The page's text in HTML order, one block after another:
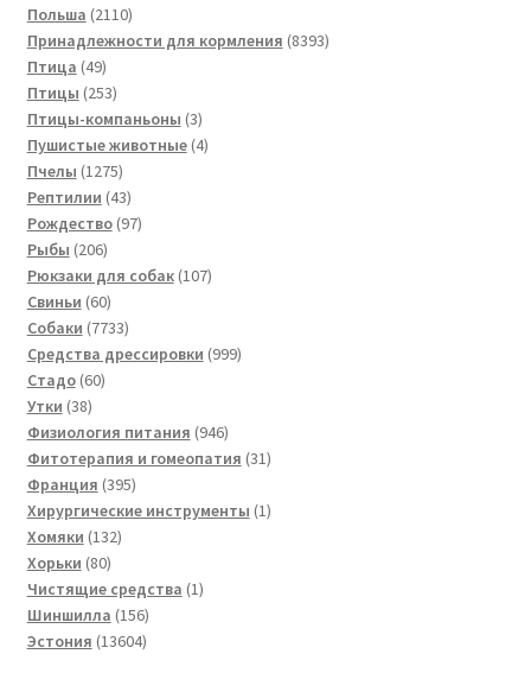
Польша 21102110
товаров
Принадлежности для кормления 83938393
Птица 4949
товаров
Птицы 253253
товара
Птицы-компаньоны 33
товара
Пушистые животные 44
Пчелы 12751275
товаров
Рептилии 4343
товара
Рождество 9797
Рыбы 206206
товаров
Рюкзаки для собак 107107
Свиньи 6060
товаров
Собаки 77337733
товара
Средства дрессировки 999999
Стадо 6060
Утки 3838
товаров
Физиология питания 946946
товаров
Фитотерапия и гомеопатия 3131
Франция 395395
товаров
Хирургические инструменты 11
Хомяки 132132
Хорьки 8080
товаров
Чистящие средства 11
Шиншилла 156156
товаров
Эстония 1360413604